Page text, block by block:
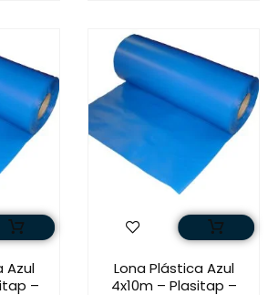
Azul
–
Lona Plástica Azul
4x10m – Plasitap –